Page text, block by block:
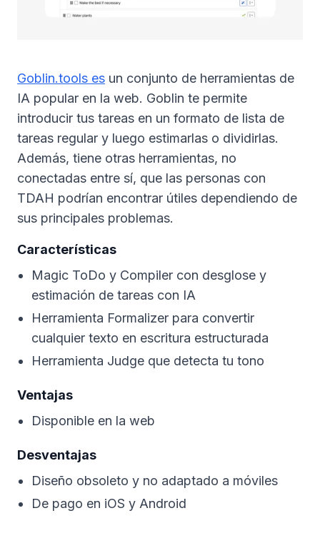
Goblin.tools es un conjunto de herramientas de
IA popular en la web. Goblin te permite
introducir tus tareas en un formato de lista de
tareas regular y luego estimarlas o dividirlas.
Además, tiene otras herramientas, no
conectadas entre sí, que las personas con
TDAH podrían encontrar útiles dependiendo de
sus principales problemas.
Características
Magic ToDo y Compiler con desglose y
estimación de tareas con IA
Herramienta Formalizer para convertir
cualquier texto en escritura estructurada
Herramienta Judge que detecta tu tono
Ventajas
Disponible en la web
Desventajas
Diseño obsoleto y no adaptado a móviles
De pago en iOS y Android